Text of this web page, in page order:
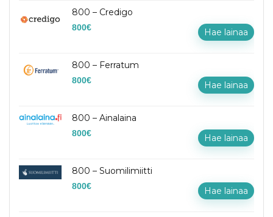
800 – Credigo
800€ Hae lainaa
800 – Ferratum
800€ Hae lainaa
800 – Ainalaina
800€ Hae lainaa
800 – Suomilimiitti
800€ Hae lainaa